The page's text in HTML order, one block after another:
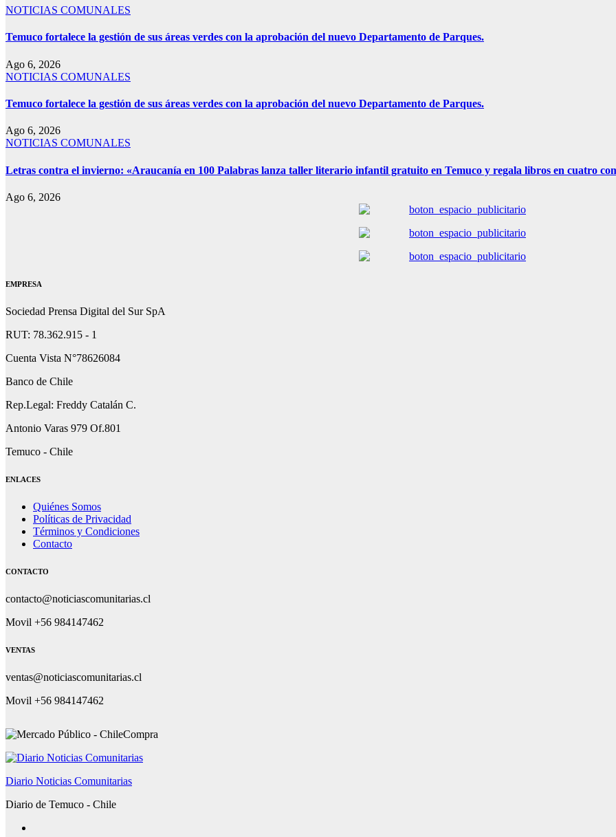
NOTICIAS COMUNALES
Temuco fortalece la gestión de sus áreas verdes con la aprobación del nuevo Departamento de Parques.
Ago 6, 2026
NOTICIAS COMUNALES
Temuco fortalece la gestión de sus áreas verdes con la aprobación del nuevo Departamento de Parques.
Ago 6, 2026
NOTICIAS COMUNALES
Letras contra el invierno: «Araucanía en 100 Palabras lanza taller literario infantil gratuito en Temuco y regala libros en cuatro
Ago 6, 2026
EMPRESA
Sociedad Prensa Digital del Sur SpA
RUT: 78.362.915 - 1
Cuenta Vista N°78626084
Banco de Chile
Rep.Legal: Freddy Catalán C.
Antonio Varas 979 Of.801
Temuco - Chile
ENLACES
Quiénes Somos
Políticas de Privacidad
Términos y Condiciones
Contacto
CONTACTO
contacto@noticiascomunitarias.cl
Movil +56 984147462
VENTAS
ventas@noticiascomunitarias.cl
Movil +56 984147462
Diario Noticias Comunitarias
Diario de Temuco - Chile